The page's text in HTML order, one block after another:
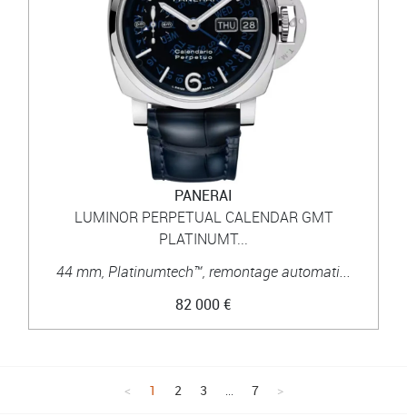
PANERAI
LUMINOR PERPETUAL CALENDAR GMT
PLATINUMT...
44 mm, Platinumtech™, remontage automati...
82 000 €
1 2 3 7